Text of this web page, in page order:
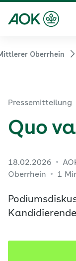
Oberrhein
Pressemitteilung
Quo
18.02.2026
Oberrhein
1